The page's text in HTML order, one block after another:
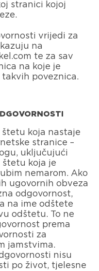
stranici kojoj
vrijedi za
na
te za sav
na koje je
poveznica.
štetu koja nastaje
stranice –
uključujući
štetu koja je
nemarom. Ako
ugovornih obveza
odgovornost,
na ime odštete
odštetu. To ne
prema
za
jamstvima.
nisu
po život, tjelesne